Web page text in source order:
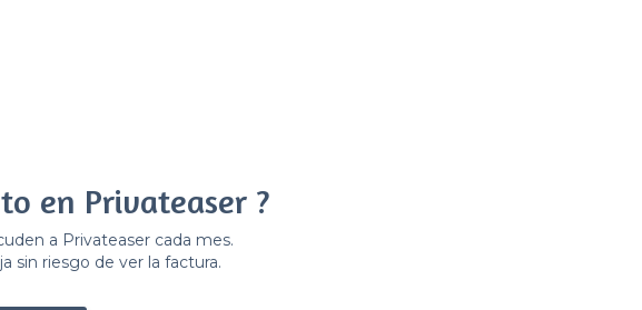
en Privateaser ?
a Privateaser cada mes.
sin riesgo de ver la factura.